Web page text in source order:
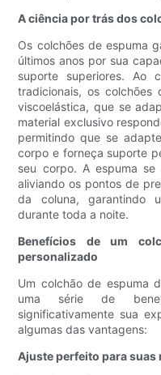
A ciência por trás dos
Os colchões de espuma
últimos anos por sua
suporte superiores. Ao
tradicionais, os colchões
viscoelástica, que se
material exclusivo
permitindo que se
corpo e forneça suporte
seu corpo. A espuma
aliviando os pontos de
da coluna, garantindo
durante toda a noite.
Benefícios de um
personalizado
Um colchão de espuma
uma série de
significativamente sua
algumas das vantagens:
Ajuste perfeito para suas